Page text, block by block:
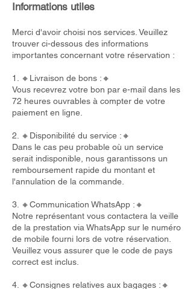
Informations utiles
Merci d'avoir choisi nos services. Veuillez
trouver ci-dessous des informations
importantes concernant votre réservation :
1. 🔸Livraison de bons :🔸
Vous recevrez votre bon par e-mail dans les
72 heures ouvrables à compter de votre
paiement en ligne.
2. 🔸Disponibilité du service :🔸
Dans le cas peu probable où un service
serait indisponible, nous garantissons un
remboursement rapide du montant et
l'annulation de la commande.
3. 🔸Communication WhatsApp :🔸
Notre représentant vous contactera la veille
de la prestation via WhatsApp sur le numéro
de mobile fourni lors de votre réservation.
Veuillez vous assurer que le code de pays
correct est inclus.
4. 🔸Consignes relatives aux bagages :🔸